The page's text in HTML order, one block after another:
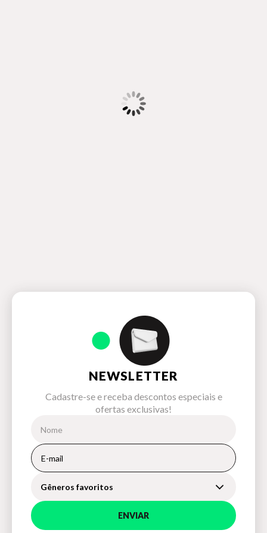
NEWSLETTER
Cadastre-se e receba descontos especiais e
ofertas exclusivas!
Gêneros favoritos
ENVIAR